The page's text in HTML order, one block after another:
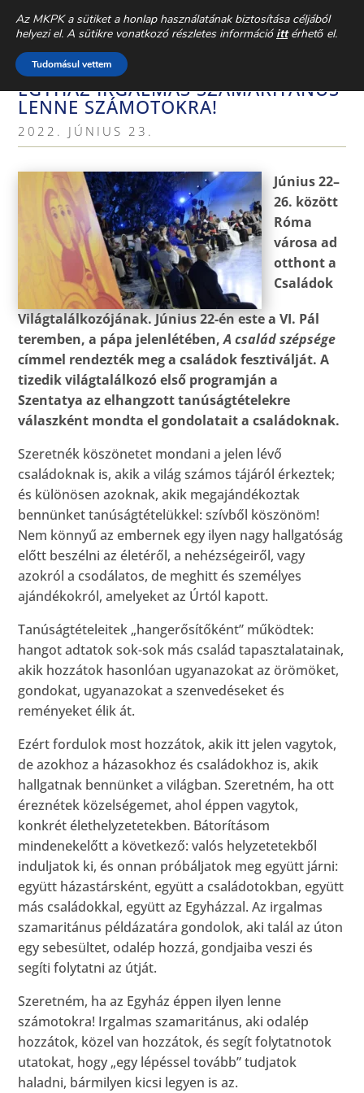
CSALÁDEGYHÁZ» AKTUÁLIS »
FERENC PÁPA A CSALÁDOK
FESZTIVÁLJÁN: SZERETNÉM, HA AZ
EGYHÁZ IRGALMAS SZAMARITÁNUS
LENNE SZÁMOTOKRA!
2022. JÚNIUS 23.
Június 22–
26. között
Róma
városa ad
otthont a
Családok
Világtalálkozójának. Június 22-én este a VI. Pál
teremben, a pápa jelenlétében,A család szépsége
címmel rendezték meg a családok fesztiválját. A
tizedik világtalálkozó első programján a
Szentatya az elhangzott tanúságtételekre
válaszként mondta el gondolatait a családoknak.
Szeretnék köszönetet mondani a jelen lévő
családoknak is, akik a világ számos tájáról érkeztek;
és különösen azoknak, akik megajándékoztak
bennünket tanúságtételükkel: szívből köszönöm!
Nem könnyű az embernek egy ilyen nagy hallgatóság
előtt beszélni az életéről, a nehézségeiről, vagy
azokról a csodálatos, de meghitt és személyes
ajándékokról, amelyeket az Úrtól kapott.
Tanúságtételeitek „hangerősítőként” működtek:
hangot adtatok sok-sok más család tapasztalatainak,
akik hozzátok hasonlóan ugyanazokat az örömöket,
gondokat, ugyanazokat a szenvedéseket és
reményeket élik át.
Ezért fordulok most hozzátok, akik itt jelen vagytok,
de azokhoz a házasokhoz és családokhoz is, akik
hallgatnak bennünket a világban. Szeretném, ha ott
éreznétek közelségemet, ahol éppen vagytok,
konkrét élethelyzetetekben. Bátorításom
mindenekelőtt a következő: valós helyzetetekből
induljatok ki, és onnan próbáljatok meg együtt járni:
együtt házastársként, együtt a családotokban, együtt
más családokkal, együtt az Egyházzal. Az irgalmas
szamaritánus példázatára gondolok, aki talál az úton
egy sebesültet, odalép hozzá, gondjaiba veszi és
segíti folytatni az útját.
Szeretném, ha az Egyház éppen ilyen lenne
számotokra! Irgalmas szamaritánus, aki odalép
hozzátok, közel van hozzátok, és segít folytatnotok
utatokat, hogy „egy lépéssel tovább” tudjatok
haladni, bármilyen kicsi legyen is az.
Az MKPK a sütiket a honlap használatának biztosítása céljából
helyezi el. A sütikre vonatkozó részletes információ ittérhető el.
Tudomásul vettem